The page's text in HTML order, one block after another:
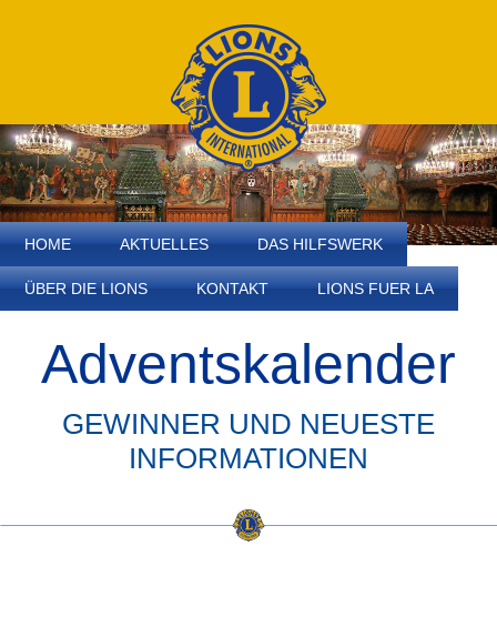
HOME AKTUELLES DAS HILFSWERK
ÜBER DIE LIONS KONTAKT LIONS FUER LA
Adventskalender
GEWINNER UND NEUESTE
INFORMATIONEN